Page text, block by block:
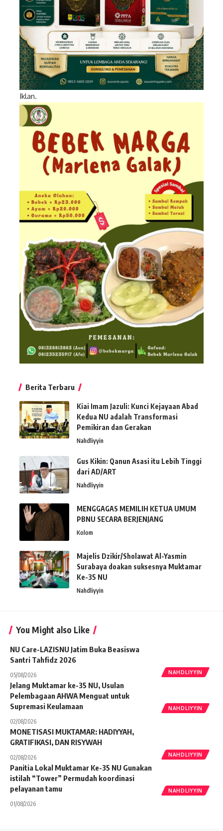
Iklan.
Berita Terbaru
Kiai Imam Jazuli: Kunci Kejayaan Abad
Kedua NU adalah Transformasi
Pemikiran dan Gerakan
Nahdliyyin
Gus Kikin: Qanun Asasi itu Lebih Tinggi
dari AD/ART
Nahdliyyin
MENGGAGAS MEMILIH KETUA UMUM
PBNU SECARA BERJENJANG
Kolom
Majelis Dzikir/Sholawat Al-Yasmin
Surabaya doakan suksesnya Muktamar
Ke-35 NU
Nahdliyyin
You Might also Like
NAHDLIYYIN
NU Care-LAZISNU Jatim Buka Beasiswa
Santri Tahfidz 2026
05/08/2026
NAHDLIYYIN
Jelang Muktamar ke-35 NU, Usulan
Pelembagaan AHWA Menguat untuk
Supremasi Keulamaan
02/08/2026
NAHDLIYYIN
MONETISASI MUKTAMAR: HADIYYAH,
GRATIFIKASI, DAN RISYWAH
02/08/2026
NAHDLIYYIN
Panitia Lokal Muktamar Ke-35 NU Gunakan
istilah “Tower” Permudah koordinasi
pelayanan tamu
01/08/2026